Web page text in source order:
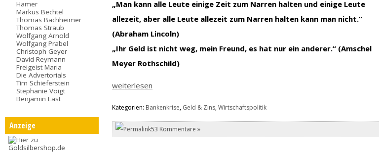
Hamer
Markus Bechtel
Thomas Bachheimer
Thomas Straub
Wolfgang Arnold
Wolfgang Prabel
Christoph Geyer
David Reymann
Freigeist Maria
Die Advertorials
Tim Schieferstein
Stephanie Voigt
Benjamin Last
Anzeige
„Man kann alle Leute einige Zeit zum Narren halten und einige Leute
allezeit, aber alle Leute allezeit zum Narren halten kann man nicht.“
(Abraham Lincoln)
„Ihr Geld ist nicht weg, mein Freund, es hat nur ein anderer.“ (Amschel
Meyer Rothschild)
weiterlesen
Kategorien: Bankenkrise, Geld & Zins,Wirtschaftspolitik
53 Kommentare »